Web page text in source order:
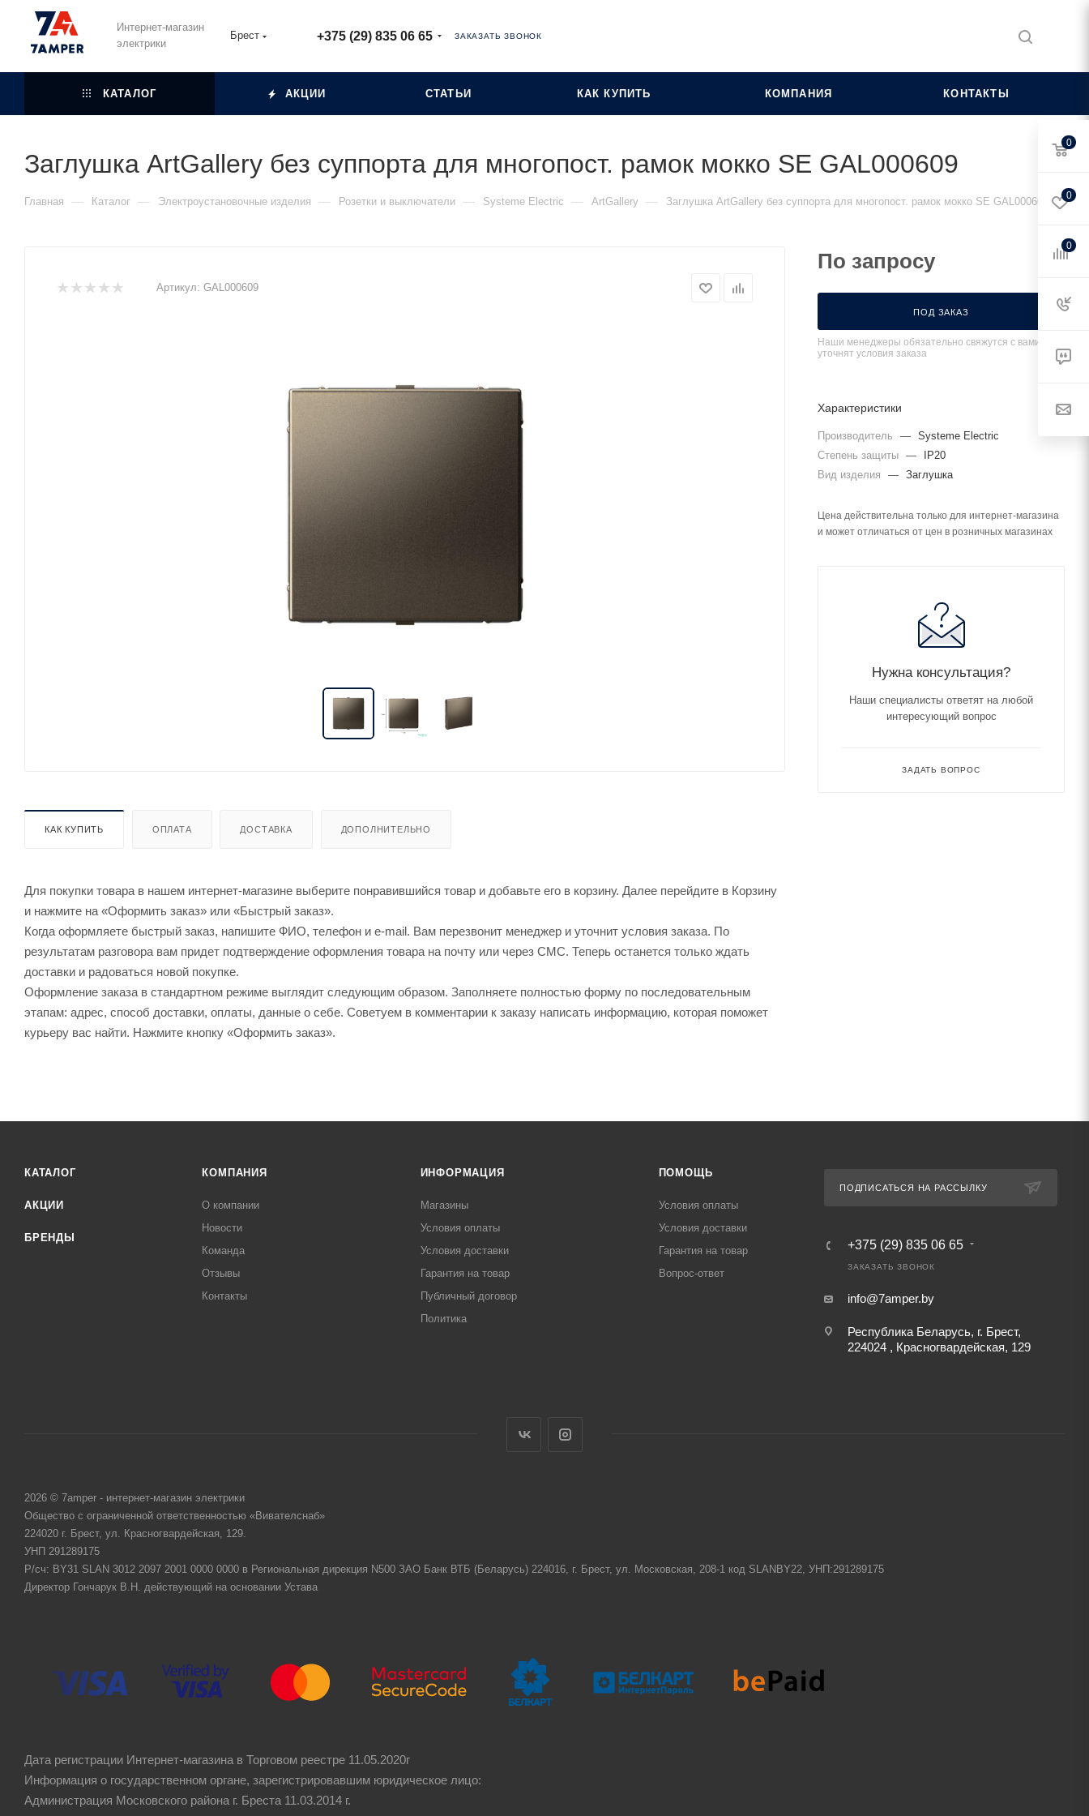
Интернет-магазин
электрики
Брест +375 (29) 835 06 65 ЗАКАЗАТЬ ЗВОНОК
КАТАЛОГ АКЦИИ СТАТЬИ КАК КУПИТЬ КОМПАНИЯ КОНТАКТЫ
Заглушка ArtGallery без суппорта для многопост. рамок мокко SE GAL000609
Главная — Каталог — Электроустановочные изделия — Розетки и выключатели — Systeme Electric — ArtGallery — Заглушка ArtGallery без суппорта для многопост. рамок мокко SE GAL000609
Артикул: GAL000609
КАК КУПИТЬ ОПЛАТА ДОСТАВКА ДОПОЛНИТЕЛЬНО
Для покупки товара в нашем интернет-магазине выберите понравившийся товар и добавьте его в корзину. Далее перейдите в Корзину
и нажмите на «Оформить заказ» или «Быстрый заказ».
Когда оформляете быстрый заказ, напишите ФИО, телефон и e-mail. Вам перезвонит менеджер и уточнит условия заказа. По
результатам разговора вам придет подтверждение оформления товара на почту или через СМС. Теперь останется только ждать
доставки и радоваться новой покупке.
Оформление заказа в стандартном режиме выглядит следующим образом. Заполняете полностью форму по последовательным
этапам: адрес, способ доставки, оплаты, данные о себе. Советуем в комментарии к заказу написать информацию, которая поможет
курьеру вас найти. Нажмите кнопку «Оформить заказ».
По запросу
ПОД ЗАКАЗ
Наши менеджеры обязательно свяжутся с вами и
уточнят условия заказа
Характеристики
Производитель — Systeme Electric
Степень защиты —
IP20
Вид изделия
— Заглушка
Цена действительна только для интернет-магазина
и может отличаться от цен в розничных магазинах
Нужна консультация?
Наши специалисты ответят на любой
интересующий вопрос
ЗАДАТЬ ВОПРОС
КАТАЛОГ
АКЦИИ
БРЕНДЫ
КОМПАНИЯ
О компании
Новости
Команда
Отзывы
Контакты
ИНФОРМАЦИЯ
Магазины
Условия оплаты
Условия доставки
Гарантия на товар
Публичный договор
Политика
ПОМОЩЬ
Условия оплаты
Условия доставки
Гарантия на товар
Вопрос-ответ
ПОДПИСАТЬСЯ НА РАССЫЛКУ
+375 (29) 835 06 65
ЗАКАЗАТЬ ЗВОНОК
info@7amper.by
Республика Беларусь, г. Брест,
224024 , Красногвардейская, 129
2026 © 7amper - интернет-магазин электрики
Общество с ограниченной ответственностью «Вивателснаб»
224020 г. Брест, ул. Красногвардейская, 129.
УНП 291289175
Р/сч: BY31 SLAN 3012 2097 2001 0000 0000 в Региональная дирекция N500 ЗАО Банк ВТБ (Беларусь) 224016, г. Брест, ул. Московская, 208-1 код SLANBY22, УНП:291289175
Директор Гончарук В.Н. действующий на основании Устава
Дата регистрации Интернет-магазина в Торговом реестре 11.05.2020г
Информация о государственном органе, зарегистрировавшим юридическое лицо:
Администрация Московского района г. Бреста 11.03.2014 г.
0
0
0